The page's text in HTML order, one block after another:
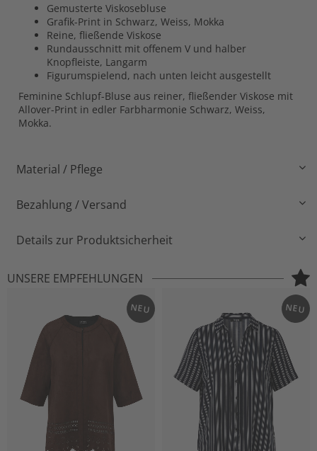
Gemusterte Viskosebluse
Grafik-Print in Schwarz, Weiss, Mokka
Reine, fließende Viskose
Rundausschnitt mit offenem V und halber
Knopfleiste, Langarm
Figurumspielend, nach unten leicht ausgestellt
Feminine Schlupf-Bluse aus reiner, fließender Viskose mit
Allover-Print in edler Farbharmonie Schwarz, Weiss,
Mokka.
Material / Pflege
Bezahlung / Versand
Details zur Produktsicherheit
UNSERE EMPFEHLUNGEN
NEU NEU